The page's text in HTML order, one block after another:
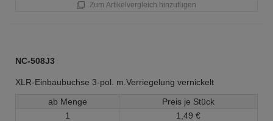
Zum Artikelvergleich hinzufügen
NC-508J3
XLR-Einbaubuchse 3-pol. m.Verriegelung vernickelt
ab Menge
Preis je Stück
1
1, 49 €